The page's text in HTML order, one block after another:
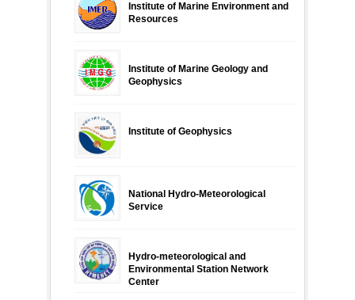
Institute of Marine Environment and
Resources
Institute of Marine Geology and
Geophysics
Institute of Geophysics
National Hydro-Meteorological
Service
Hydro-meteorological and
Environmental Station Network
Center